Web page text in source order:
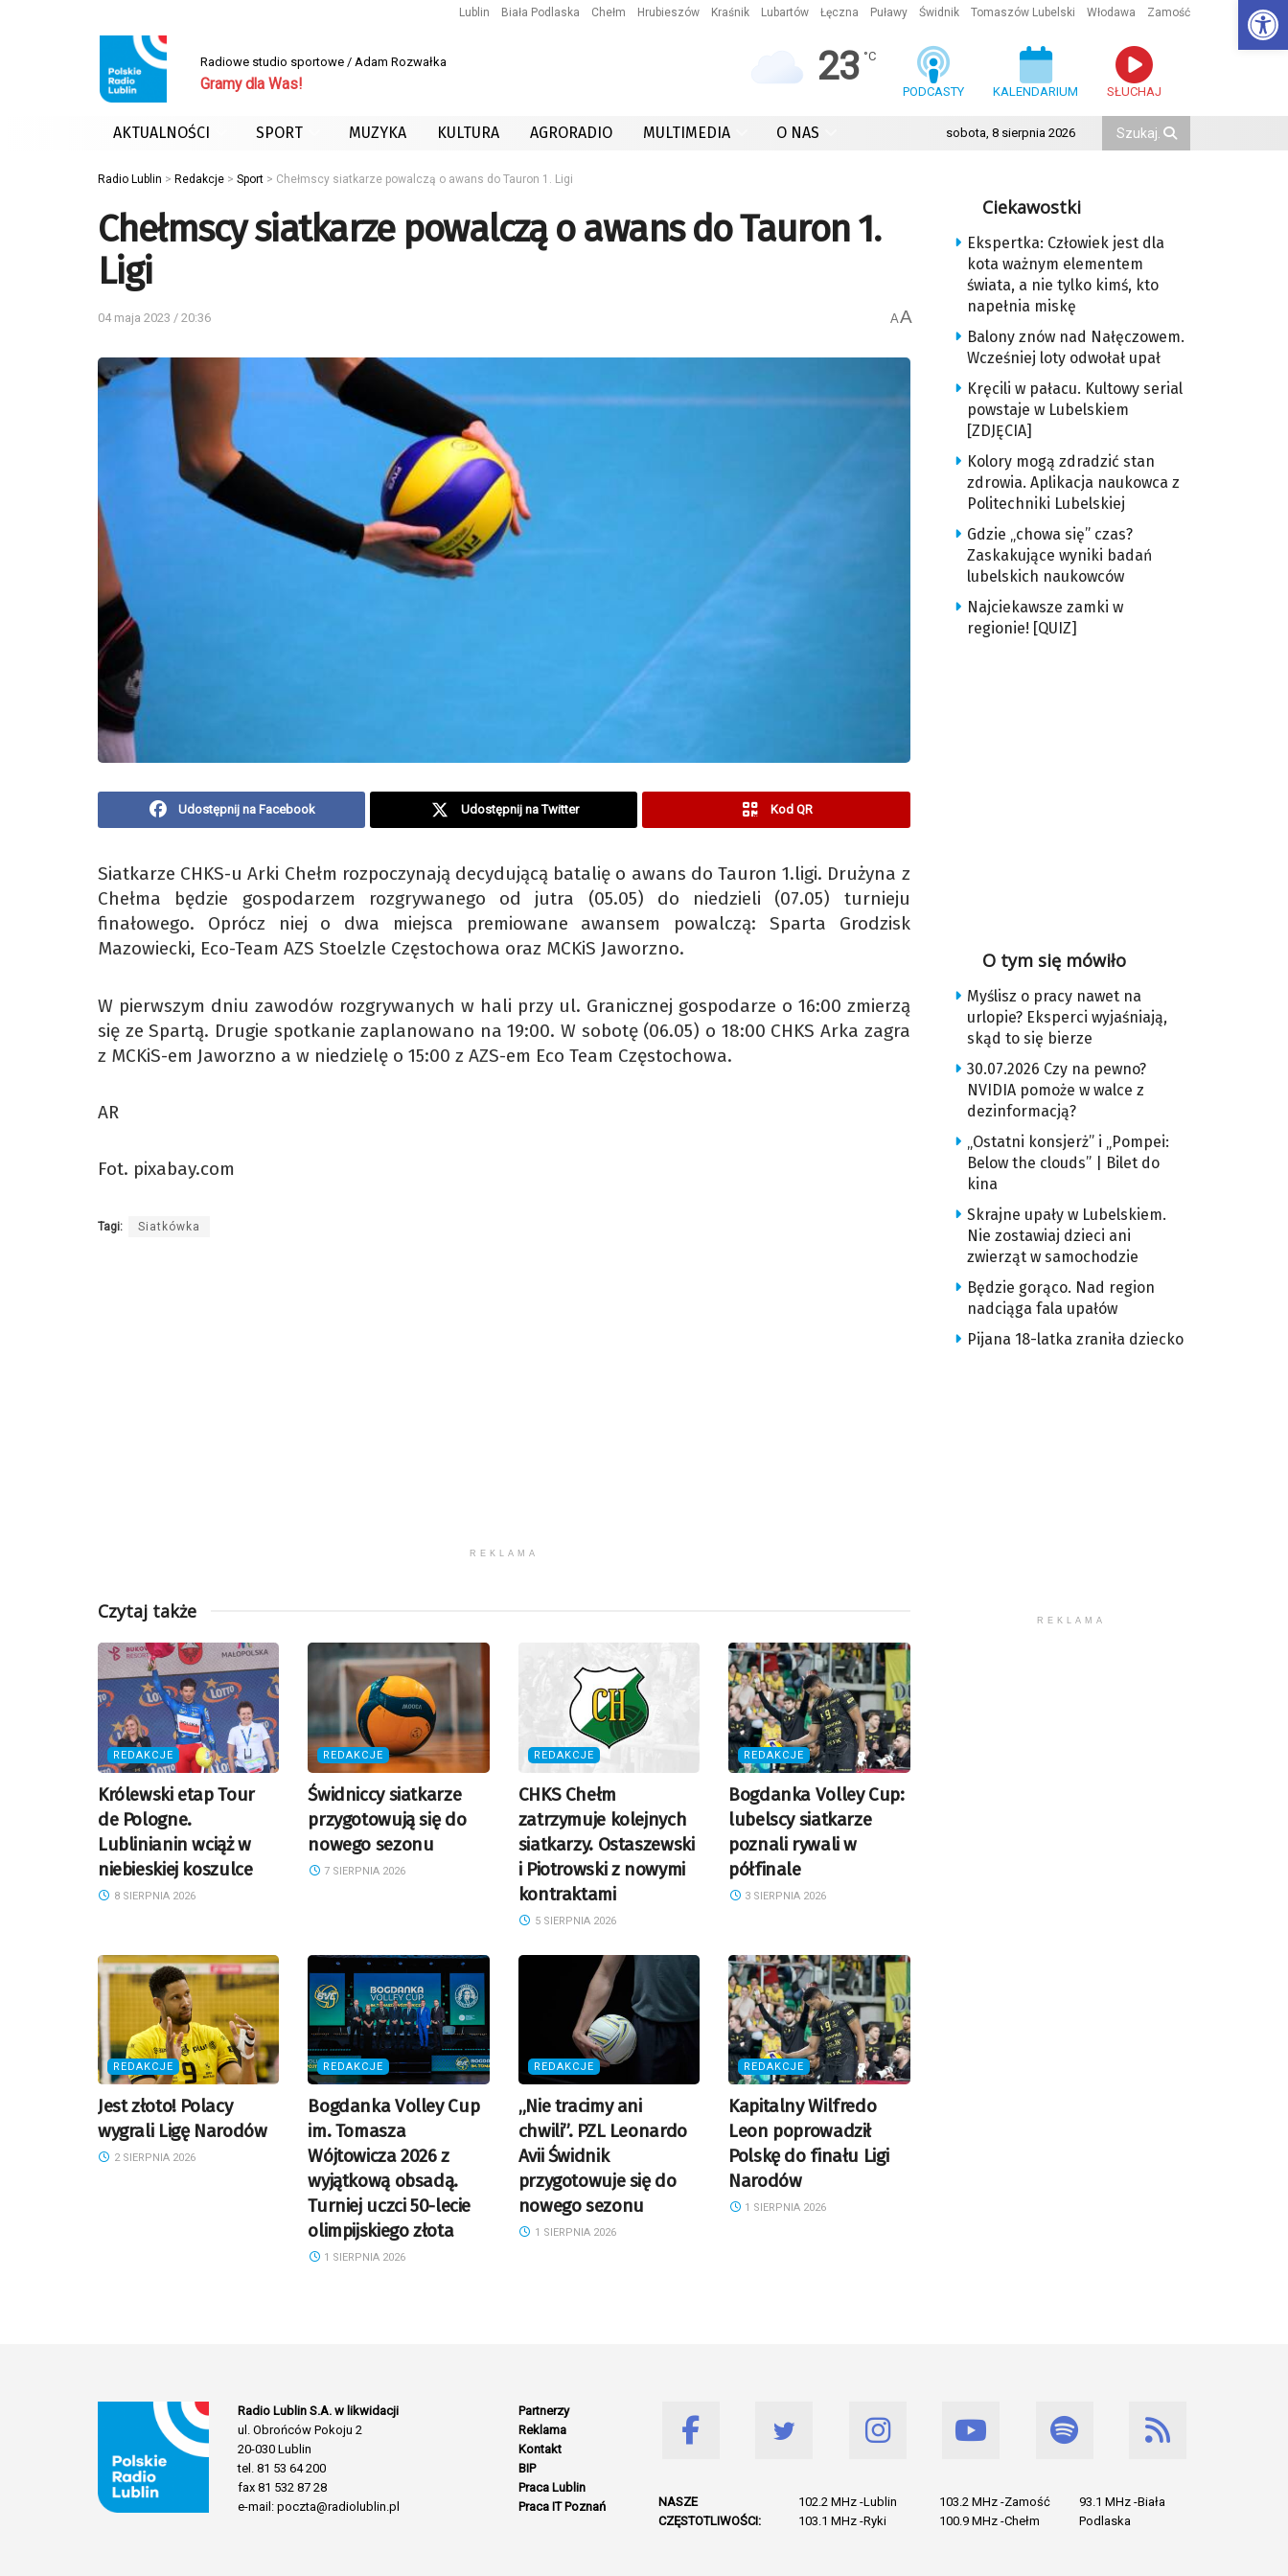
Lublin Biała Podlaska Chełm Hrubieszów Kraśnik Lubartów Łęczna Puławy Świdnik Tomaszów Lubelski Włodawa Zamość
Radiowe studio sportowe / Adam Rozwałka
Gramy dla Was! 23 °C
PODCASTY KALENDARIUM SŁUCHAJ
AKTUALNOŚCI SPORT MUZYKA KULTURA AGRORADIO MULTIMEDIA O NAS sobota, 8 sierpnia 2026
Radio Lublin > Redakcje > Sport > Chełmscy siatkarze powalczą o awans do Tauron 1. Ligi
Chełmscy siatkarze powalczą o awans do Tauron 1.
Ligi
04 maja 2023 / 20:36 AA
Udostępnij na Facebook Udostępnij na Twitter Kod QR
Siatkarze CHKS-u Arki Chełm rozpoczynają decydującą batalię o awans do Tauron 1.ligi. Drużyna z
Chełma będzie gospodarzem rozgrywanego od jutra (05.05) do niedzieli (07.05) turnieju
finałowego. Oprócz niej o dwa miejsca premiowane awansem powalczą: Sparta Grodzisk
Mazowiecki, Eco-Team AZS Stoelzle Częstochowa oraz MCKiS Jaworzno.
W pierwszym dniu zawodów rozgrywanych w hali przy ul. Granicznej gospodarze o 16:00 zmierzą
się ze Spartą. Drugie spotkanie zaplanowano na 19:00. W sobotę (06.05) o 18:00 CHKS Arka zagra
z MCKiS-em Jaworzno a w niedzielę o 15:00 z AZS-em Eco Team Częstochowa.
AR
Fot. pixabay.com
Tagi: Siatkówka
REKLAMA
Czytaj także
REDAKCJE
Królewski etap Tour
de Pologne.
Lublinianin wciąż w
niebieskiej koszulce
8 SIERPNIA 2026
REDAKCJE
Świdniccy siatkarze
przygotowują się do
nowego sezonu
7 SIERPNIA 2026
REDAKCJE
CHKS Chełm
zatrzymuje kolejnych
siatkarzy. Ostaszewski
i Piotrowski z nowymi
kontraktami
5 SIERPNIA 2026
REDAKCJE
Bogdanka Volley Cup:
lubelscy siatkarze
poznali rywali w
półfinale
3 SIERPNIA 2026
REDAKCJE
Jest złoto! Polacy
wygrali Ligę Narodów
2 SIERPNIA 2026
REDAKCJE
Bogdanka Volley Cup
im. Tomasza
Wójtowicza 2026 z
wyjątkową obsadą.
Turniej uczci 50-lecie
olimpijskiego złota
1 SIERPNIA 2026
REDAKCJE
„Nie tracimy ani
chwili”. PZL Leonardo
Avii Świdnik
przygotowuje się do
nowego sezonu
1 SIERPNIA 2026
REDAKCJE
Kapitalny Wilfredo
Leon poprowadził
Polskę do finału Ligi
Narodów
1 SIERPNIA 2026
Ciekawostki
Ekspertka: Człowiek jest dla
kota ważnym elementem
świata, a nie tylko kimś, kto
napełnia miskę
Balony znów nad Nałęczowem.
Wcześniej loty odwołał upał
Kręcili w pałacu. Kultowy serial
powstaje w Lubelskiem
[ZDJĘCIA]
Kolory mogą zdradzić stan
zdrowia. Aplikacja naukowca z
Politechniki Lubelskiej
Gdzie „chowa się” czas?
Zaskakujące wyniki badań
lubelskich naukowców
Najciekawsze zamki w
regionie! [QUIZ]
O tym się mówiło
Myślisz o pracy nawet na
urlopie? Eksperci wyjaśniają,
skąd to się bierze
30.07.2026 Czy na pewno?
NVIDIA pomoże w walce z
dezinformacją?
„Ostatni konsjerż” i „Pompei:
Below the clouds” | Bilet do
kina
Skrajne upały w Lubelskiem.
Nie zostawiaj dzieci ani
zwierząt w samochodzie
Będzie gorąco. Nad region
nadciąga fala upałów
Pijana 18-latka zraniła dziecko
REKLAMA
Radio Lublin S.A. w likwidacji
ul. Obrońców Pokoju 2
20-030 Lublin
tel. 81 53 64 200
fax 81 532 87 28
e-mail: poczta@radiolublin.pl
Partnerzy
Reklama
Kontakt
BIP
Praca Lublin
Praca IT Poznań
NASZE
CZĘSTOTLIWOŚCI:
102.2 MHz -Lublin
103.1 MHz -Ryki
103.2 MHz -Zamość
100.9 MHz -Chełm
93.1 MHz -Biała
Podlaska